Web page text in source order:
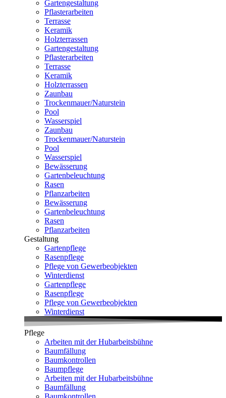
Gartengestaltung
Pflasterarbeiten
Terrasse
Keramik
Holzterrassen
Gartengestaltung
Pflasterarbeiten
Terrasse
Keramik
Holzterrassen
Zaunbau
Trockenmauer/Naturstein
Pool
Wasserspiel
Zaunbau
Trockenmauer/Naturstein
Pool
Wasserspiel
Bewässerung
Gartenbeleuchtung
Rasen
Pflanzarbeiten
Bewässerung
Gartenbeleuchtung
Rasen
Pflanzarbeiten
Gestaltung
Gartenpflege
Rasenpflege
Pflege von Gewerbeobjekten
Winterdienst
Gartenpflege
Rasenpflege
Pflege von Gewerbeobjekten
Winterdienst
Pflege
Arbeiten mit der Hubarbeitsbühne
Baumfällung
Baumkontrollen
Baumpflege
Arbeiten mit der Hubarbeitsbühne
Baumfällung
Baumkontrollen